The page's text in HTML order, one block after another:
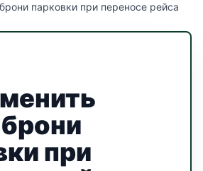
парковки при переносе рейса
при